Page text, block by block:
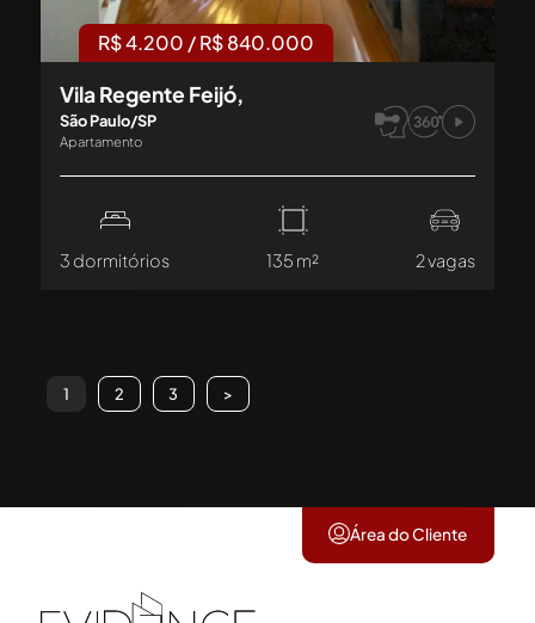
R$ 4.200 / R$ 840.000
Vila Regente Feijó,
São Paulo/SP
Apartamento
3 dormitórios 135 m² 2 vagas
1 2 3 >
Área do Cliente